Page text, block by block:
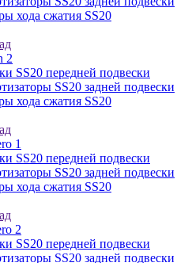
хода сжатия SS20
2
SS20 передней подвески
SS20 задней подвески
хода сжатия SS20
1
SS20 передней подвески
SS20 задней подвески
хода сжатия SS20
2
SS20 передней подвески
SS20 задней подвески